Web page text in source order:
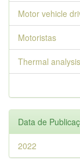
Motor vehicle
Motoristas
Thermal analysis
Data de
2022